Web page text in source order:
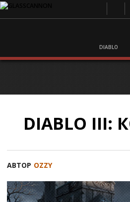
DIABLO
DIABLO
АВТОР OZZY